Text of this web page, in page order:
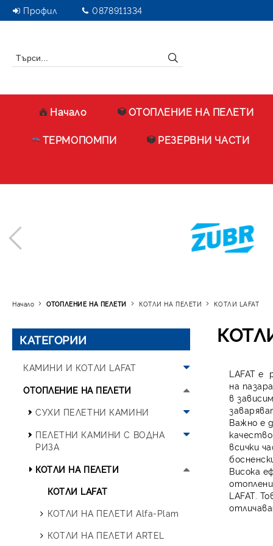
Профил 0878911334
Начало ОТОПЛЕНИЕ НА ПЕЛЕТИ
ТЕРМОПОМПИ РЕЗЕРВНИ ЧАСТИ
КАТЕГОРИИ
КАМИНИ И КОТЛИ LAFAT
Пелетни камини с вентилатор
Пелетни камини с водна риза
КОТЛИ LAFAT
ОТОПЛЕНИЕ НА ПЕЛЕТИ
СУХИ ПЕЛЕТНИ КАМИНИ
КАМИНИ С ВЕНТИЛАТОР
LAFAT
СУХИ ПЕЛЕТНИ КАМИНИ
АРТЕЛ
ПЕЛЕТНИ КАМИНИ С ВОДНА
РИЗА
Пелетни камини с водна
РИЗА BELLA
ПЕЛЕТНИ КАМИНИ С ВОДНА
КОТЛИ НА ПЕЛЕТИ
КОТЛИ LAFAT
КОТЛИ НА ПЕЛЕТИ Alfa-Plam
КОТЛИ НА ПЕЛЕТИ ARTEL
Начало ОТОПЛЕНИЕ НА ПЕЛЕТИ КОТЛИ НА ПЕЛЕТИ КОТЛИ LAFAT
LAFAT е
на
в
Важно е
всички
Висока
LAFAT.